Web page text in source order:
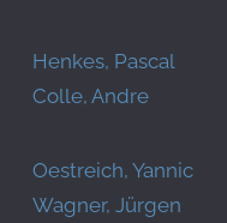
Henkes, Pascal
Colle, Andre
Oestreich, Yannic
Wagner, Jürgen